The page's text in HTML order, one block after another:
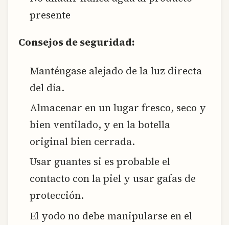
presente
Consejos de seguridad:
Manténgase alejado de la luz directa
del día.
Almacenar en un lugar fresco, seco y
bien ventilado, y en la botella
original bien cerrada.
Usar guantes si es probable el
contacto con la piel y usar gafas de
protección.
El yodo no debe manipularse en el